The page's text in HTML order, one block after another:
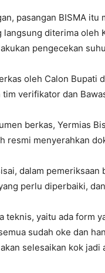
pasangan BISMA
langsung diterima oleh
pengecekan
oleh Calon
verifikator dan
berkas, Yermias
resmi menyerahkan
dalam
perlu diperbaiki,
teknis, yaitu ada form
sudah oke dan
selesaikan kok jadi